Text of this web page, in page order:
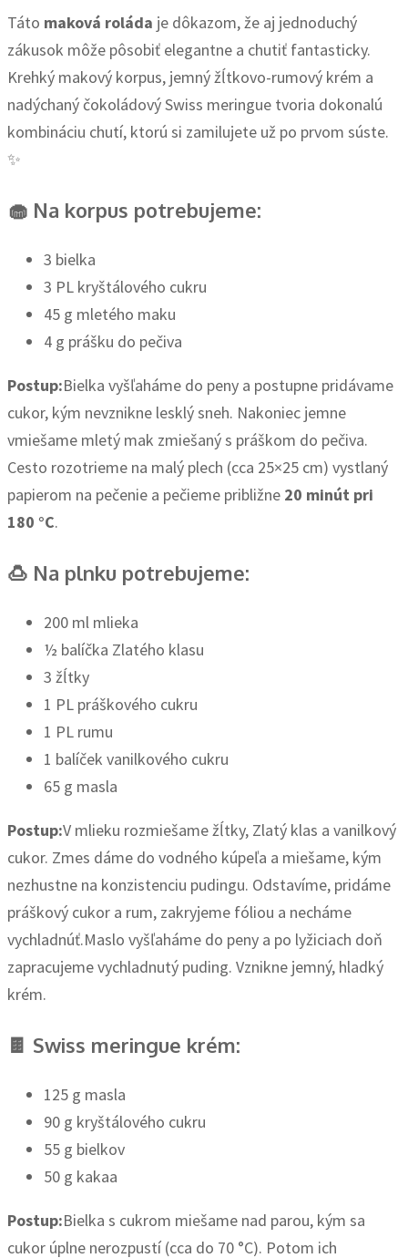
Táto maková roláda je dôkazom, že aj jednoduchý
zákusok môže pôsobiť elegantne a chutiť fantasticky.
Krehký makový korpus, jemný žĺtkovo-rumový krém a
nadýchaný čokoládový Swiss meringue tvoria dokonalú
kombináciu chutí, ktorú si zamilujete už po prvom súste.
✨
🧁 Na korpus potrebujeme:
3 bielka
3 PL kryštálového cukru
45 g mletého maku
4 g prášku do pečiva
Postup:Bielka vyšľaháme do peny a postupne pridávame
cukor, kým nevznikne lesklý sneh. Nakoniec jemne
vmiešame mletý mak zmiešaný s práškom do pečiva.
Cesto rozotrieme na malý plech (cca 25×25 cm) vystlaný
papierom na pečenie a pečieme približne 20 minút pri
180 °C.
🍮 Na plnku potrebujeme:
200 ml mlieka
½ balíčka Zlatého klasu
3 žĺtky
1 PL práškového cukru
1 PL rumu
1 balíček vanilkového cukru
65 g masla
Postup:V mlieku rozmiešame žĺtky, Zlatý klas a vanilkový
cukor. Zmes dáme do vodného kúpeľa a miešame, kým
nezhustne na konzistenciu pudingu. Odstavíme, pridáme
práškový cukor a rum, zakryjeme fóliou a necháme
vychladnúť.Maslo vyšľaháme do peny a po lyžiciach doň
zapracujeme vychladnutý puding. Vznikne jemný, hladký
krém.
🍫 Swiss meringue krém:
125 g masla
90 g kryštálového cukru
55 g bielkov
50 g kakaa
Postup:Bielka s cukrom miešame nad parou, kým sa
cukor úplne nerozpustí (cca do 70 °C). Potom ich